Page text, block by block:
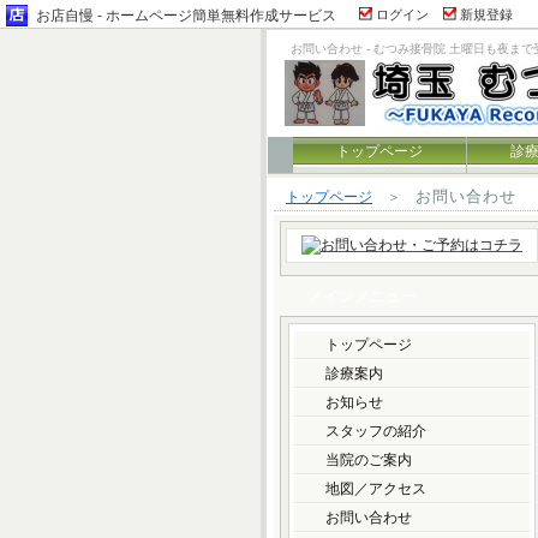
お店自慢 - ホームページ簡単無料作成サービス ログイン 新規登録
お問い合わせ - むつみ接骨院 土曜日も夜ま
トップページ 診
トップページ ＞ お問い合わせ
トップページ
診療案内
お知らせ
スタッフの紹介
当院のご案内
地図／アクセス
お問い合わせ